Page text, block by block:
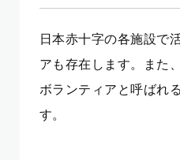
日本赤十字の各施設で
アも存在します。また
ボランティアと呼ばれ
す。